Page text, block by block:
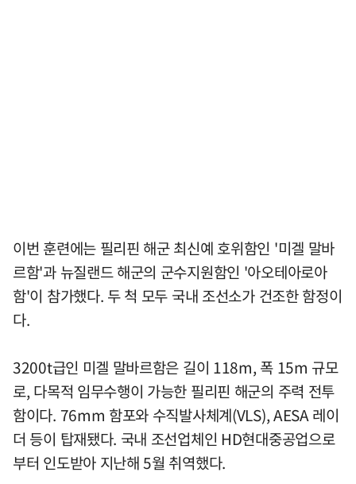
이번 훈련에는 필리핀 해군 최신예 호위함인 '미겔 말바
르함'과 뉴질랜드 해군의 군수지원함인 '아오테아로아
함'이 참가했다. 두 척 모두 국내 조선소가 건조한 함정이
다.
3200t급인 미겔 말바르함은 길이 118m, 폭 15m 규모
로, 다목적 임무수행이 가능한 필리핀 해군의 주력 전투
함이다. 76mm 함포와 수직발사체계(VLS), AESA 레이
더 등이 탑재됐다. 국내 조선업체인 HD현대중공업으로
부터 인도받아 지난해 5월 취역했다.